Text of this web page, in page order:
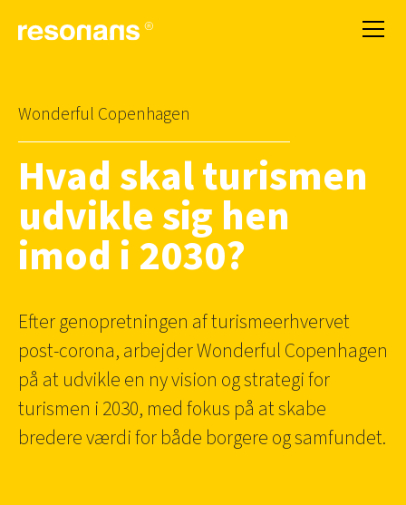
Wonderful Copenhagen
Hvad skal turismen
udvikle sig hen
imod i 2030?
Efter genopretningen af turismeerhvervet
post-corona, arbejder Wonderful Copenhagen
på at udvikle en ny vision og strategi for
turismen i 2030, med fokus på at skabe
bredere værdi for både borgere og samfundet.